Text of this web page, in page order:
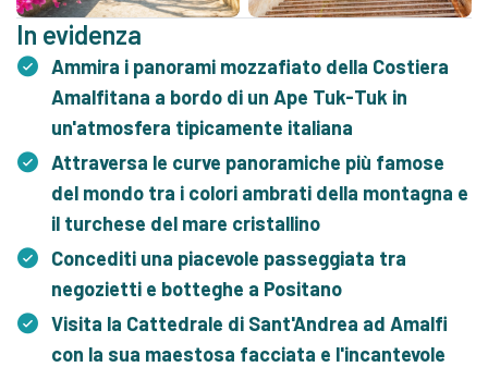
In evidenza
Ammira i panorami mozzafiato della Costiera
Amalfitana a bordo di un Ape Tuk-Tuk in
un'atmosfera tipicamente italiana
Attraversa le curve panoramiche più famose
del mondo tra i colori ambrati della montagna e
il turchese del mare cristallino
Concediti una piacevole passeggiata tra
negozietti e botteghe a Positano
Visita la Cattedrale di Sant'Andrea ad Amalfi
con la sua maestosa facciata e l'incantevole